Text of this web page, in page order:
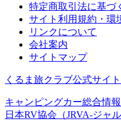
特定商取引法に基づ
サイト利用規約・環
リンクについて
会社案内
サイトマップ
くるま旅クラブ公式サイト
キャンピングカー総合情
日本RV協会（JRVA-ジャル